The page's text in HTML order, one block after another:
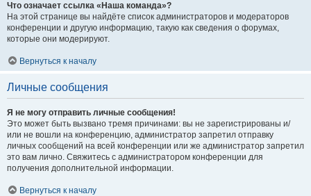
Что означает ссылка «Наша команда»?
На этой странице вы найдёте список администраторов и модераторов
конференции и другую информацию, такую как сведения о форумах,
которые они модерируют.
Вернуться к началу
Личные сообщения
Я не могу отправить личные сообщения!
Это может быть вызвано тремя причинами: вы не зарегистрированы и/
или не вошли на конференцию, администратор запретил отправку
личных сообщений на всей конференции или же администратор запретил
это вам лично. Свяжитесь с администратором конференции для
получения дополнительной информации.
Вернуться к началу